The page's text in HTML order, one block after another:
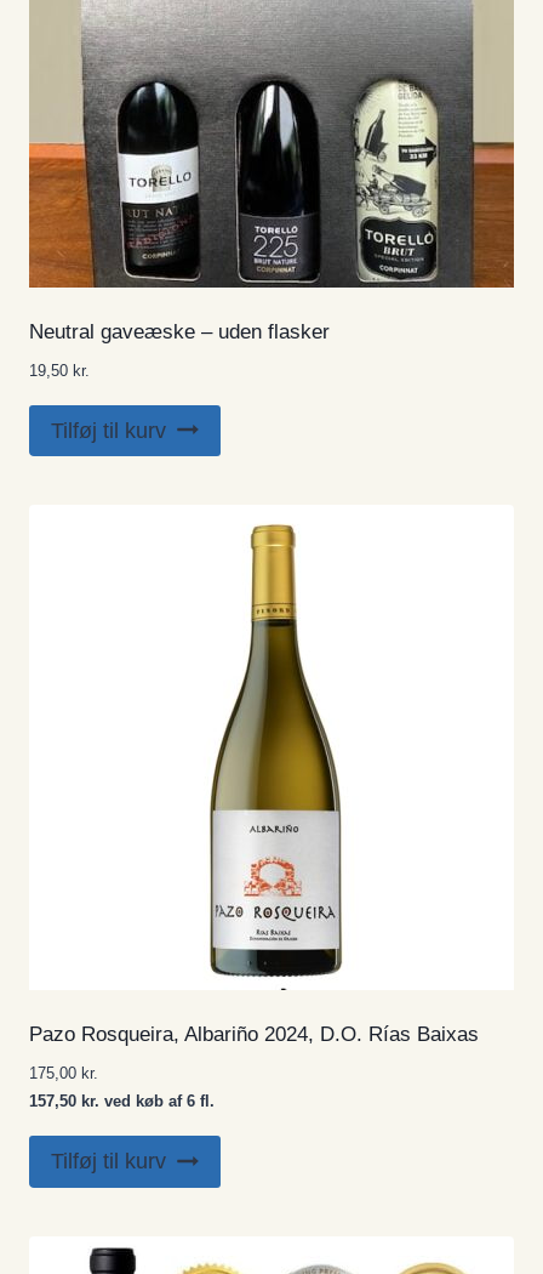
Neutral gaveæske – uden flasker
19,50 kr.
Tilføj til kurv
Pazo Rosqueira, Albariño 2024, D.O. Rías Baixas
175,00 kr.
157,50 kr. ved køb af 6 fl.
Tilføj til kurv